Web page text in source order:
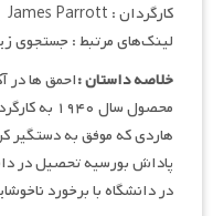
کارگردان : James Parrott
لینک‌های مرتبط : جستجوی
خلاصه داستان :احمق ها در
محصول سال
هاردی که موفق به دستگیر
پاداش بورسیه تحصیل در
در دانشگاه با برخورد